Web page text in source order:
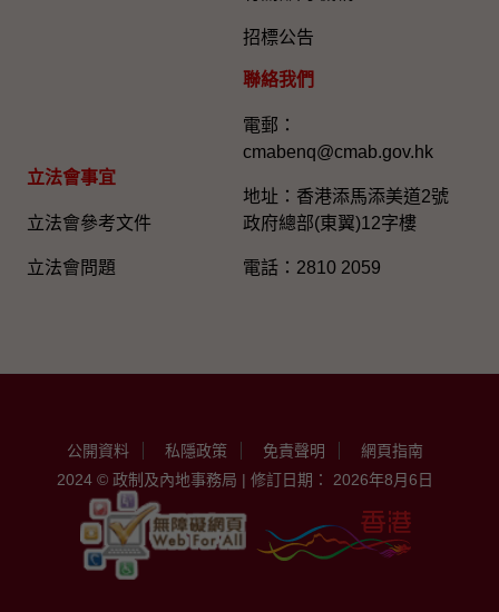
立法會事宜
立法會參考文件
立法會問題
招標公告
聯絡我們
電郵：
cmabenq@cmab.gov.hk​
地址：香港添馬添美道2號
政府總部(東翼)12字樓
電話：2810 2059
公開資料 私隱政策 免責聲明
網頁指南
2024 © 政制及內地事務局 | 修訂日期： 2026年8月6日